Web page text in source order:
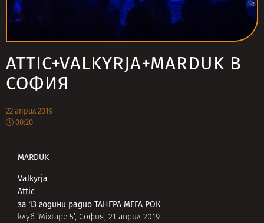
ATTIC+VALKYRJA+MARDUK В
СОФИЯ
22 април 2019
00:20
MARDUK
Valkyrja
Attic
за 13 години радио ТАНГРА МЕГА РОК
клуб ‘Mixtape 5’, София, 21 април 2019